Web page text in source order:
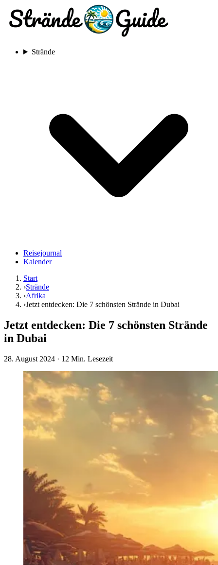
Strände
Reisejournal
Kalender
Start
›Strände
›Afrika
›Jetzt entdecken: Die 7 schönsten Strände in Dubai
Jetzt entdecken: Die 7 schönsten Strände
in Dubai
28. August 2024 · 12 Min. Lesezeit